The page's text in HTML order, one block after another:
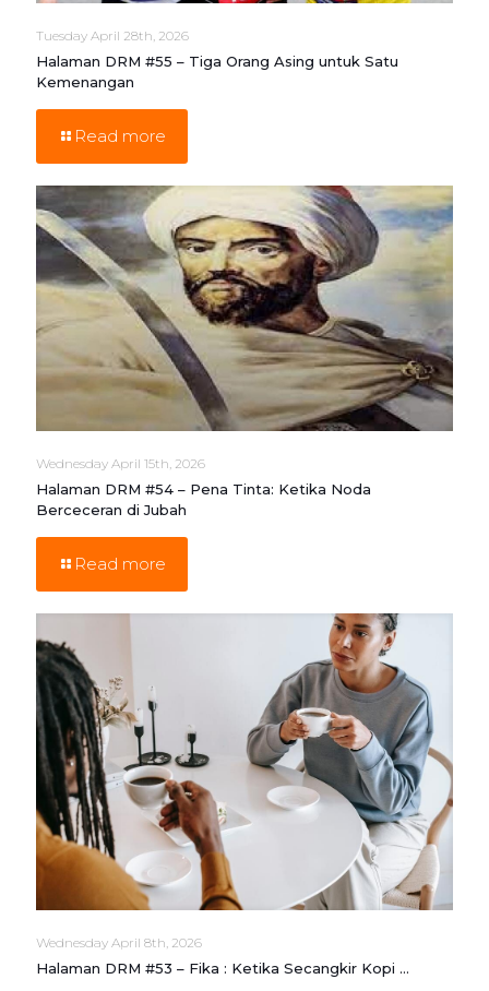
Tuesday April 28th, 2026
Halaman DRM #55 – Tiga Orang Asing untuk Satu
Kemenangan
Read more
Wednesday April 15th, 2026
Halaman DRM #54 – Pena Tinta: Ketika Noda
Berceceran di Jubah
Read more
Wednesday April 8th, 2026
Halaman DRM #53 – Fika : Ketika Secangkir Kopi …